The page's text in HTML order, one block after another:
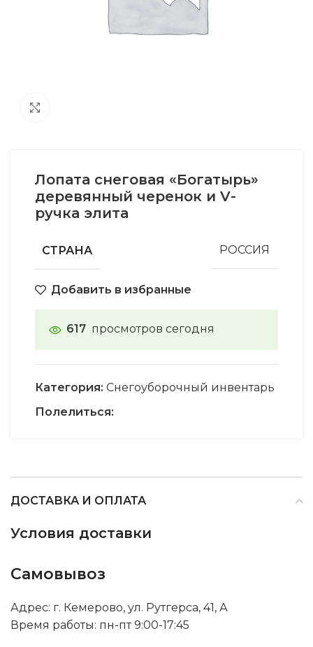
Лопата снеговая «Богатырь»
деревянный черенок и V-
ручка элита
СТРАНА РОССИЯ
Добавить в избранные
617 просмотров сегодня
Категория: Снегоуборочный инвентарь
Полелиться:
ДОСТАВКА И ОПЛАТА
Условия доставки
Самовывоз
Адрес: г. Кемерово, ул. Рутгерса, 41, А
Время работы: пн-пт 9:00-17:45